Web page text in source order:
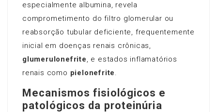
especialmente albumina, revela
comprometimento do filtro glomerular ou
reabsorção tubular deficiente, frequentemente
inicial em doenças renais crônicas,
glumerulonefrite, e estados inflamatórios
renais como pielonefrite.
Mecanismos fisiológicos e
patológicos da proteinúria